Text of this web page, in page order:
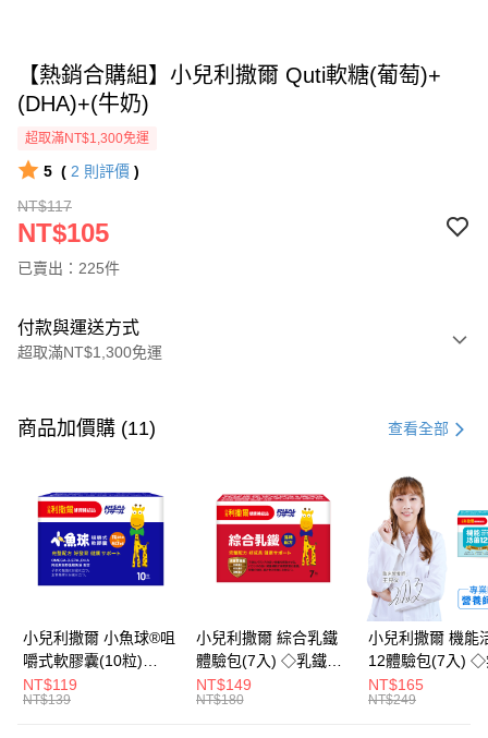
【熱銷合購組】小兒利撒爾 Quti軟糖(葡萄)+
(DHA)+(牛奶)
超取滿NT$1,300免運
5 ( 2 則評價 )
NT$117
NT$105
已賣出：225件
付款與運送方式
超取滿NT$1,300免運
信用卡一次付款
LINE Pay
Apple Pay
街口支付
悠遊付
Google Pay
全盈+PAY
商品加價購 (11) 查看全部
小兒利撒爾 小魚球®咀
嚼式軟膠囊(10粒)
◇OMEGA-
3(EPA+DHA)+rTG型魚
NT$119
NT$139
小兒利撒爾 綜合乳鐵
體驗包(7入) ◇乳鐵蛋
白+藻精蛋白+DHA藻
油+專利大豆卵磷脂 成
NT$149
NT$180
小兒利撒爾 機能
12體驗包(7入) ◇
糖添加◇
NT$165
NT$249